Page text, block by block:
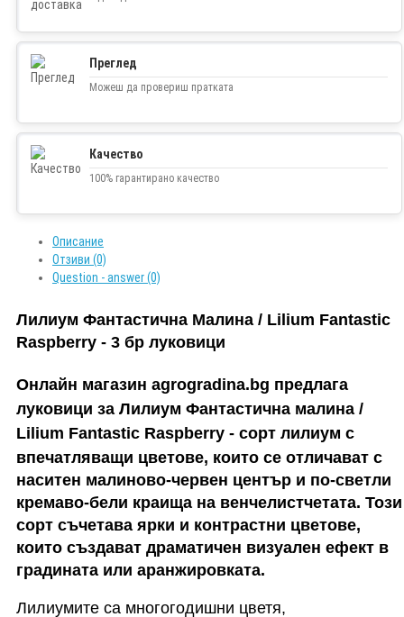
Преглед
Можеш да провериш пратката
Качество
100% гарантирано качество
Описание
Отзиви (0)
Question - answer (0)
Лилиум Фантастична Малина / Lilium Fantastic
Raspberry - 3 бр луковици
Онлайн магазин agrogradina.bg предлага
луковици за Лилиум Фантастична малина /
Lilium Fantastic Raspberry - сорт лилиум с
впечатляващи цветове, които се отличават с
наситен малиново-червен център и по-светли
кремаво-бели краища на венчелистчетата. Този
сорт съчетава ярки и контрастни цветове,
които създават драматичен визуален ефект в
градината или аранжировката.
Лилиумите са многогодишни цветя,